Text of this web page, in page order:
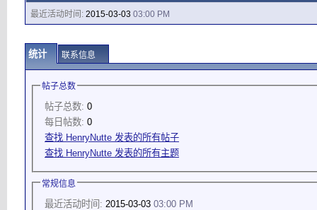
最近活动时间: 2015-03-03 03:00 PM
统计 联系信息
帖子总数
帖子总数: 0
每日帖数: 0
查找 HenryNutte 发表的所有帖子
查找 HenryNutte 发表的所有主题
常规信息
最近活动时间: 2015-03-03 03:00 PM